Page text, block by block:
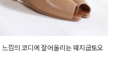
느낌의 코디에 잘어울리는 웨지굽토오